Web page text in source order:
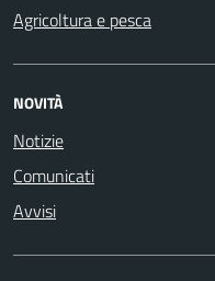
Agricoltura e pesca
NOVITÀ
Notizie
Comunicati
Avvisi